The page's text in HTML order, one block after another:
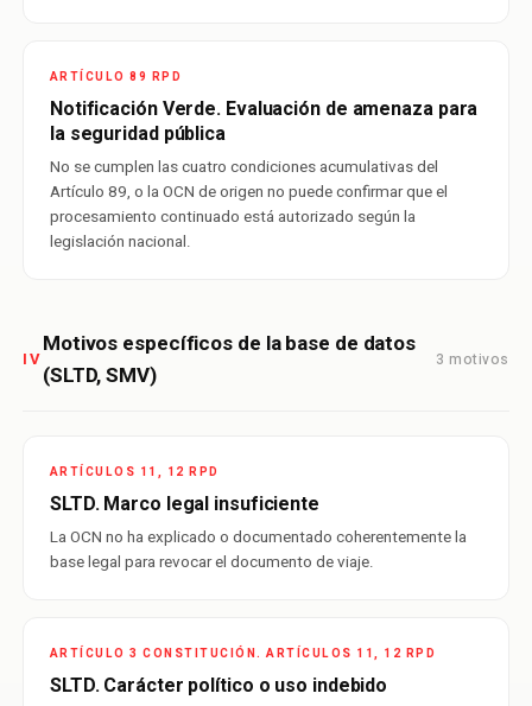
ARTÍCULO 89 RPD
Notificación Verde. Evaluación de amenaza para
la seguridad pública
No se cumplen las cuatro condiciones acumulativas del
Artículo 89, o la OCN de origen no puede confirmar que el
procesamiento continuado está autorizado según la
legislación nacional.
IV
Motivos específicos de la base de datos
(SLTD, SMV)
3 motivos
ARTÍCULOS 11, 12 RPD
SLTD. Marco legal insuficiente
La OCN no ha explicado o documentado coherentemente la
base legal para revocar el documento de viaje.
ARTÍCULO 3 CONSTITUCIÓN. ARTÍCULOS 11, 12 RPD
SLTD. Carácter político o uso indebido